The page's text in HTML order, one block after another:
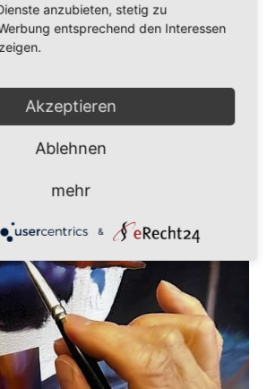
anzubieten, stetig zu
entsprechend den Interessen
Akzeptieren
Ablehnen
mehr
&